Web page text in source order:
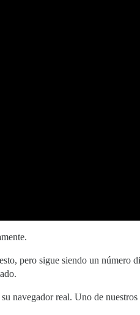
pero sigue siendo un número
navegador real. Uno de